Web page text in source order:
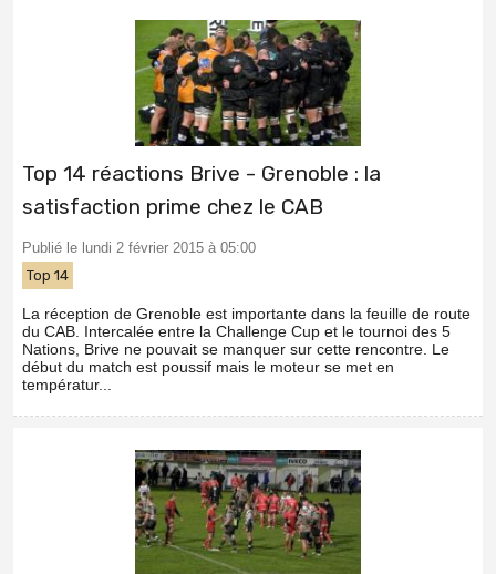
Top 14 réactions Brive - Grenoble : la
satisfaction prime chez le CAB
Publié le lundi 2 février 2015 à 05:00
Top 14
La réception de Grenoble est importante dans la feuille de route
du CAB. Intercalée entre la Challenge Cup et le tournoi des 5
Nations, Brive ne pouvait se manquer sur cette rencontre. Le
début du match est poussif mais le moteur se met en
températur...